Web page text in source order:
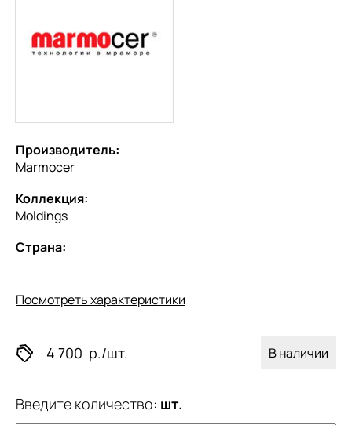
Производитель:
Marmocer
Коллекция:
Moldings
Страна:
Посмотреть характеристики
4 700 р./шт. В наличии
Введите количество: шт.